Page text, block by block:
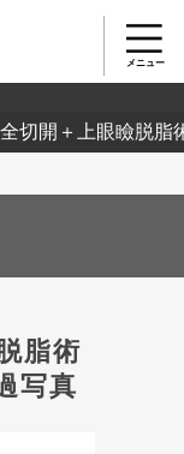
切開＋上眼瞼脱脂
脂術
写真